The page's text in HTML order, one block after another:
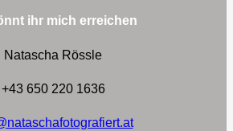
ihr mich erreichen
Natascha Rössle
+43 650 220 1636